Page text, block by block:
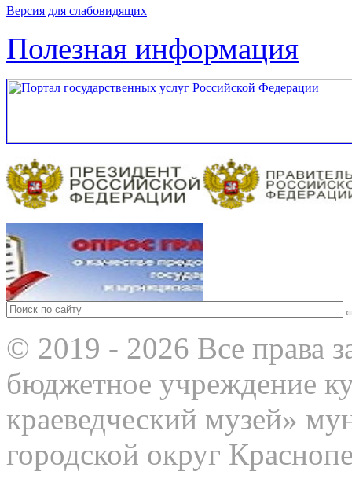
Версия для слабовидящих
Полезная информация
© 2019 - 2026 Все права
бюджетное учреждение
краеведческий музей»
городской округ